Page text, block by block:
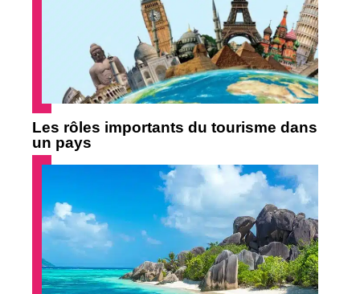
Les rôles importants du tourisme dans
un pays